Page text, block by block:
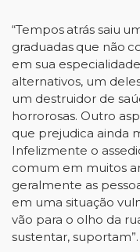
“Tempos atrás saiu
graduadas que não
em sua
alternativos, um
um destruidor de
horrorosas. Outro
que prejudica ainda
Infelizmente o
comum em muitos
geralmente as
em uma situação
vão para o olho da
sustentar, suportam”.